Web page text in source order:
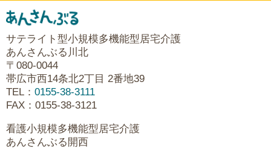
サテライト型小規模多機能型居宅介護
あんさんぶる川北
〒080-0044
帯広市西14条北2丁目 2番地39
TEL： 0155-38-3111
FAX：0155-38-3121
看護小規模多機能型居宅介護
あんさんぶる開西